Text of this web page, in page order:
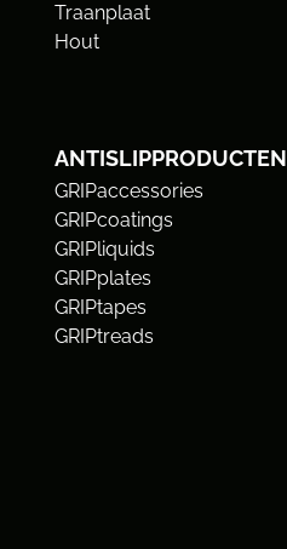
Traanplaat
Hout
ANTISLIPPRODUCTEN
GRIPaccessories
GRIPcoatings
GRIPliquids
GRIPplates
GRIPtapes
GRIPtreads